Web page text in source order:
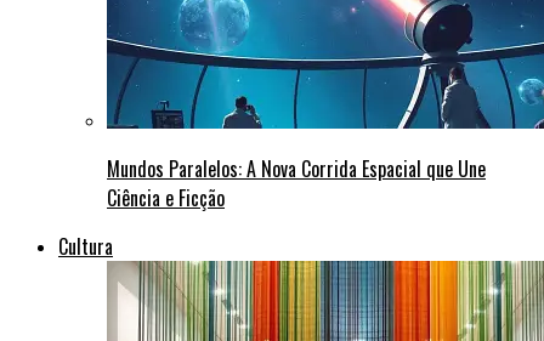
Mundos Paralelos: A Nova Corrida Espacial que Une
Ciência e Ficção
Cultura